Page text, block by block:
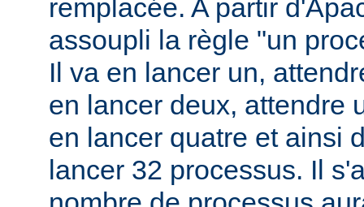
remplacée. A partir
assoupli la règle "un
Il va en lancer un,
en lancer deux, attendre
en lancer quatre et ainsi
lancer 32 processus. Il